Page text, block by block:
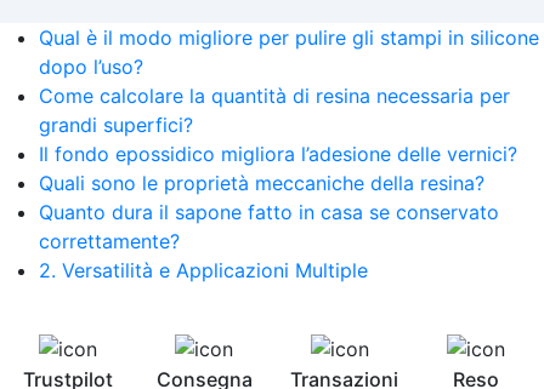
Qual è il modo migliore per pulire gli stampi in silicone
dopo l’uso?
Come calcolare la quantità di resina necessaria per
grandi superfici?
Il fondo epossidico migliora l’adesione delle vernici?
Quali sono le proprietà meccaniche della resina?
Quanto dura il sapone fatto in casa se conservato
correttamente?
2. Versatilità e Applicazioni Multiple
Trustpilot
Consegna
Transazioni
Reso